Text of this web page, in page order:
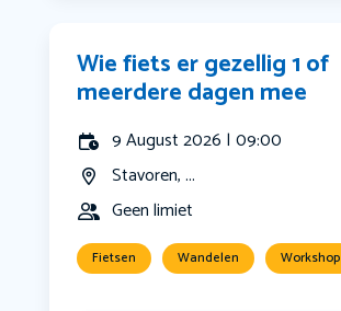
Wie fiets er gezellig 1 of
meerdere dagen mee
9 August 2026 | 09:00
Stavoren, ...
Geen limiet
Fietsen Wandelen Workshop